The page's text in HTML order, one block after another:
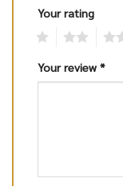
Your rating
Your review *